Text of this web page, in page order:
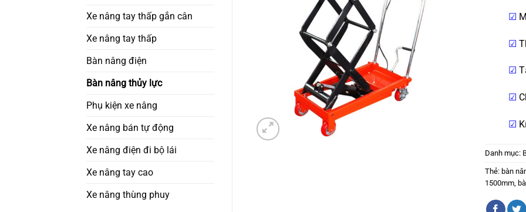
Xe nâng tay thấp gắn cân
Xe nâng tay thấp
Bàn nâng điện
Bàn nâng thủy lực
Phụ kiện xe nâng
Xe nâng bán tự động
Xe nâng điện đi bộ lái
Xe nâng tay cao
Xe nâng thùng phuy
☑
☑
☑
☑
☑
Danh mục:
Thẻ: bàn
1500mm